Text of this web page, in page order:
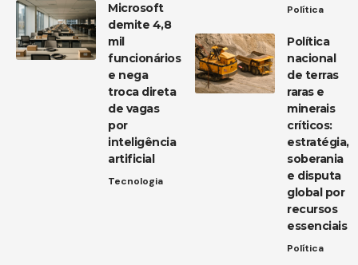
Microsoft
demite 4,8
mil
funcionários
e nega
troca direta
de vagas
por
inteligência
artificial
Tecnologia
Política
Política
nacional
de terras
raras e
minerais
críticos:
estratégia,
soberania
e disputa
global por
recursos
essenciais
Política